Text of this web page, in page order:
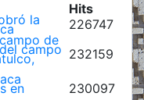
Hits
la
226747
de
campo 232159
en
230097